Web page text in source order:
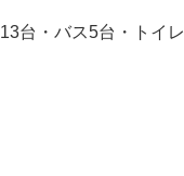
13台・バス5台・トイレ